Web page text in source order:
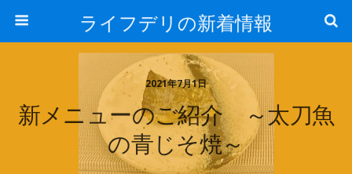
ライフデリの新着情報
2021年7月1日
新メニューのご紹介 ～太刀魚
の青じそ焼～